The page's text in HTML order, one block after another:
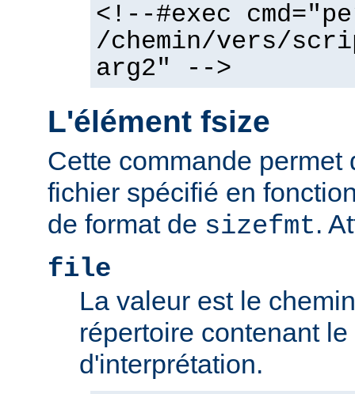
<!--#exec
/chemin/vers/
arg2" -->
L'élément fsize
Cette commande permet
fichier spécifié en
de format de sizefmt.
file
La valeur est le
répertoire contenant
d'interprétation.